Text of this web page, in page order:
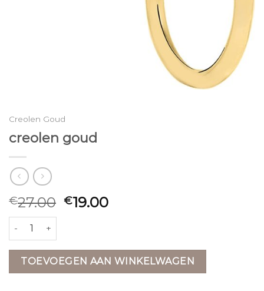
Creolen Goud
creolen goud
€27.00 €19.00
creolen goud aantal
TOEVOEGEN AAN WINKELWAGEN